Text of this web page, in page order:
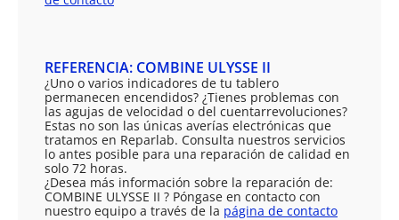
REFERENCIA: COMBINE ULYSSE II
¿Uno o varios indicadores de tu tablero
permanecen encendidos? ¿Tienes problemas con
las agujas de velocidad o del cuentarrevoluciones?
Estas no son las únicas averías electrónicas que
tratamos en Reparlab. Consulta nuestros servicios
lo antes posible para una reparación de calidad en
solo 72 horas.
¿Desea más información sobre la reparación de:
COMBINE ULYSSE II ? Póngase en contacto con
nuestro equipo a través de la página de contacto